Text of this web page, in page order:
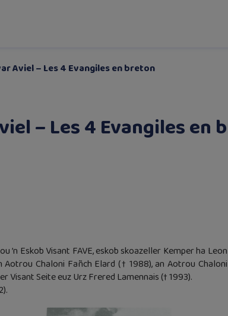
Aviel – Les 4 Evangiles en breton
– Les 4 Evangiles en
’n Eskob Visant FAVE, eskob skoazeller Kemper ha
Chaloni Fañch Elard († 1988), an Aotrou
Visant Seite euz Urz Frered Lamennais († 1993).